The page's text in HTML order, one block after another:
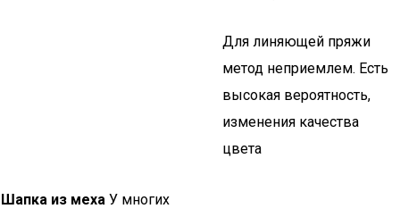
Для линяющей пряжи
метод неприемлем. Есть
высокая вероятность,
изменения качества
цвета
Шапка из меха У многих